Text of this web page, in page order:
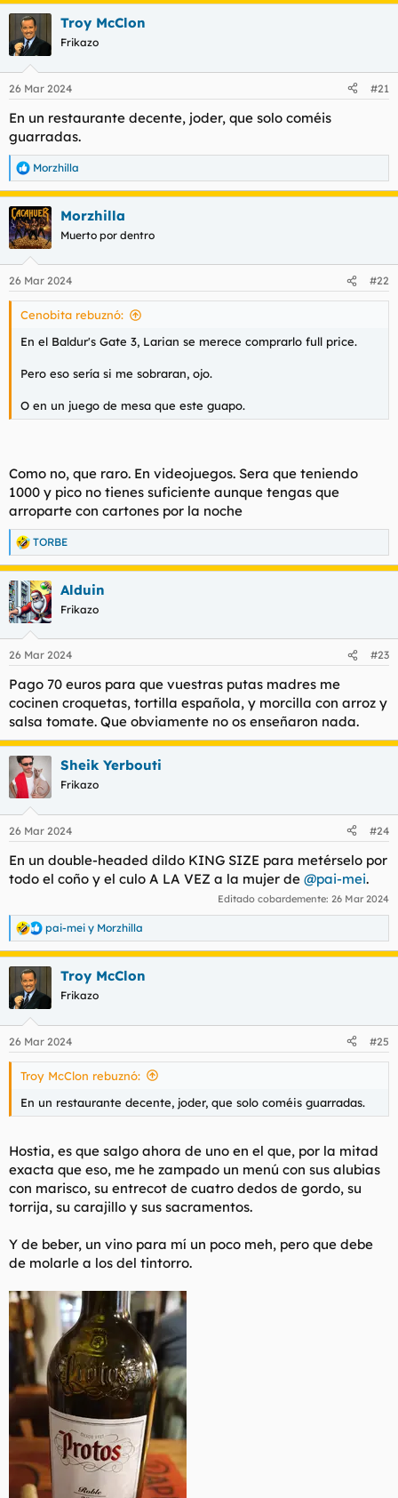
Troy McClon
Frikazo
26 Mar 2024 #21
En un restaurante decente, joder, que solo coméis
guarradas.
R
e
a
c
c
i
e
s
Morzhilla
Morzhilla
Muerto por dentro
26 Mar 2024 #22
Cenobita rebuznó:
En el Baldur's Gate 3, Larian se merece comprarlo full price.
Pero eso sería si me sobraran, ojo.
O en un juego de mesa que este guapo.
Como no, que raro. En videojuegos. Sera que teniendo
1000 y pico no tienes suficiente aunque tengas que
arroparte con cartones por la noche
R
e
a
c
c
i
e
:
TORBE
Alduin
Frikazo
26 Mar 2024 #23
Pago 70 euros para que vuestras putas madres me
cocinen croquetas, tortilla española, y morcilla con arroz y
salsa tomate. Que obviamente no os enseñaron nada.
Sheik Yerbouti
Frikazo
26 Mar 2024 #24
En un double-headed dildo KING SIZE para metérselo por
todo el coño y el culo A LA VEZ a la mujer de @pai-mei.
Editado cobardemente: 26 Mar 2024
R
e
c
i
e
s
pai-mei y Morzhilla
Troy McClon
Frikazo
26 Mar 2024 #25
Troy McClon rebuznó:
En un restaurante decente, joder, que solo coméis guarradas.
Hostia, es que salgo ahora de uno en el que, por la mitad
exacta que eso, me he zampado un menú con sus alubias
con marisco, su entrecot de cuatro dedos de gordo, su
torrija, su carajillo y sus sacramentos.
Y de beber, un vino para mí un poco meh, pero que debe
de molarle a los del tintorro.